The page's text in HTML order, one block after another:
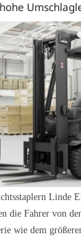
Linde
die Fahrer von
wie dem